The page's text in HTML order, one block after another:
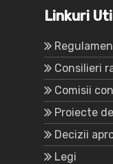
Linkuri
Consilieri
Comisii
Proiecte
Decizii
Legi